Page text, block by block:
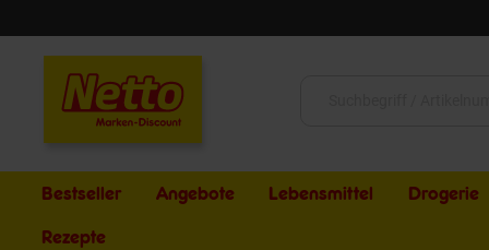
Bestseller Angebote Lebensmittel Drogerie
Rezepte